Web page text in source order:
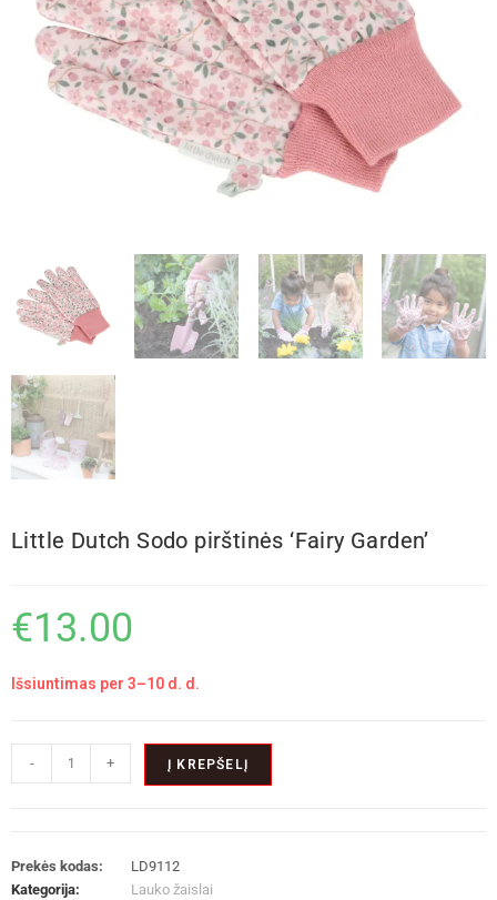
Little Dutch Sodo pirštinės ‘Fairy Garden’
€13.00
Išsiuntimas per 3–10 d. d.
- + Į KREPŠELĮ
Prekės kodas:
LD9112
Kategorija:
Lauko žaislai